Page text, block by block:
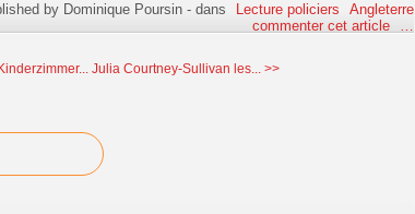
by Dominique Poursin -dans Lecture policiers
Angleterre
commenter cet article
…
Julia Courtney-Sullivan les... >>